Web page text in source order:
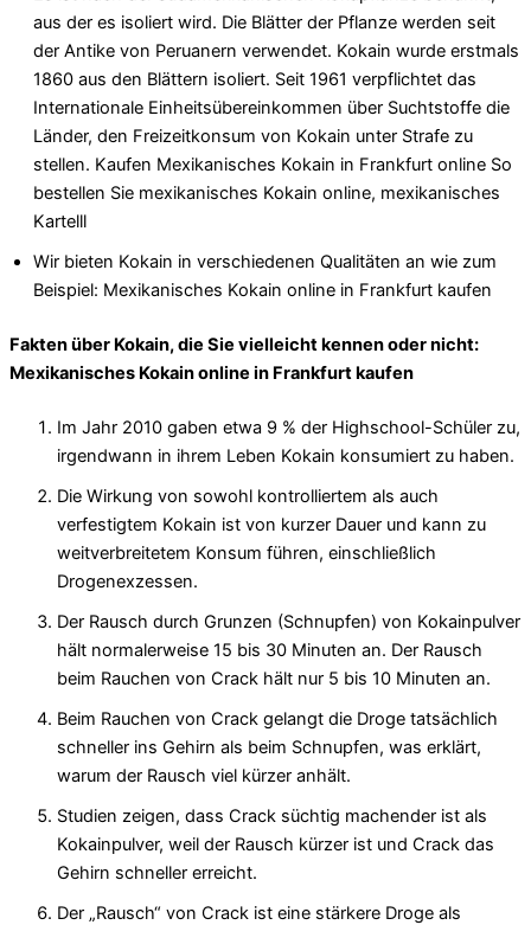
aus der es isoliert wird. Die Blätter der Pflanze werden seit
der Antike von Peruanern verwendet. Kokain wurde erstmals
1860 aus den Blättern isoliert. Seit 1961 verpflichtet das
Internationale Einheitsübereinkommen über Suchtstoffe die
Länder, den Freizeitkonsum von Kokain unter Strafe zu
stellen. Kaufen Mexikanisches Kokain in Frankfurt online So
bestellen Sie mexikanisches Kokain online, mexikanisches
Kartelll
Wir bieten Kokain in verschiedenen Qualitäten an wie zum
Beispiel: Mexikanisches Kokain online in Frankfurt kaufen
Fakten über Kokain, die Sie vielleicht kennen oder nicht:
Mexikanisches Kokain online in Frankfurt kaufen
Im Jahr 2010 gaben etwa 9 % der Highschool-Schüler zu,
irgendwann in ihrem Leben Kokain konsumiert zu haben.
Die Wirkung von sowohl kontrolliertem als auch
verfestigtem Kokain ist von kurzer Dauer und kann zu
weitverbreitetem Konsum führen, einschließlich
Drogenexzessen.
Der Rausch durch Grunzen (Schnupfen) von Kokainpulver
hält normalerweise 15 bis 30 Minuten an. Der Rausch
beim Rauchen von Crack hält nur 5 bis 10 Minuten an.
Beim Rauchen von Crack gelangt die Droge tatsächlich
schneller ins Gehirn als beim Schnupfen, was erklärt,
warum der Rausch viel kürzer anhält.
Studien zeigen, dass Crack süchtig machender ist als
Kokainpulver, weil der Rausch kürzer ist und Crack das
Gehirn schneller erreicht.
Der „Rausch“ von Crack ist eine stärkere Droge als